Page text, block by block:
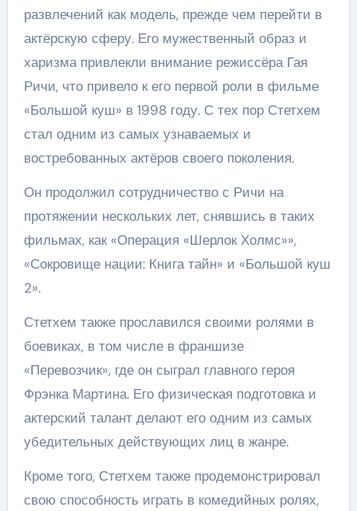
развлечений как модель, прежде чем перейти в
актёрскую сферу. Его мужественный образ и
харизма привлекли внимание режиссёра Гая
Ричи, что привело к его первой роли в фильме
«Большой куш» в 1998 году. С тех пор Стетхем
стал одним из самых узнаваемых и
востребованных актёров своего поколения.
Он продолжил сотрудничество с Ричи на
протяжении нескольких лет, снявшись в таких
фильмах, как «Операция «Шерлок Холмс»»,
«Сокровище нации: Книга тайн» и «Большой куш
2».
Стетхем также прославился своими ролями в
боевиках, в том числе в франшизе
«Перевозчик», где он сыграл главного героя
Фрэнка Мартина. Его физическая подготовка и
актерский талант делают его одним из самых
убедительных действующих лиц в жанре.
Кроме того, Стетхем также продемонстрировал
свою способность играть в комедийных ролях,